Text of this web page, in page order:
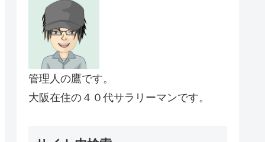
管理人の鷹です。
大阪在住の４０代サラリーマンです。